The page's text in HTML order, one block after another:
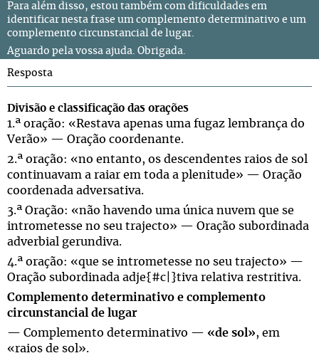
Para além disso, estou também com dificuldades em
identificar nesta frase um complemento determinativo e um
complemento circunstancial de lugar.
Aguardo pela vossa ajuda. Obrigada.
Resposta
Divisão e classificação das orações
1.ª oração: «Restava apenas uma fugaz lembrança do
Verão» — Oração coordenante.
2.ª oração: «no entanto, os descendentes raios de sol
continuavam a raiar em toda a plenitude» — Oração
coordenada adversativa.
3.ª Oração: «não havendo uma única nuvem que se
intrometesse no seu trajecto» — Oração subordinada
adverbial gerundiva.
4.ª oração: «que se intrometesse no seu trajecto» —
Oração subordinada adje{#c|}tiva relativa restritiva.
Complemento determinativo e complemento
circunstancial de lugar
— Complemento determinativo — «de sol», em
«raios de sol».